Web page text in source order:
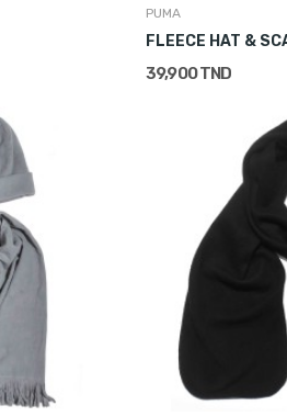
PUMA
FLEECE HAT &
39,900 TND